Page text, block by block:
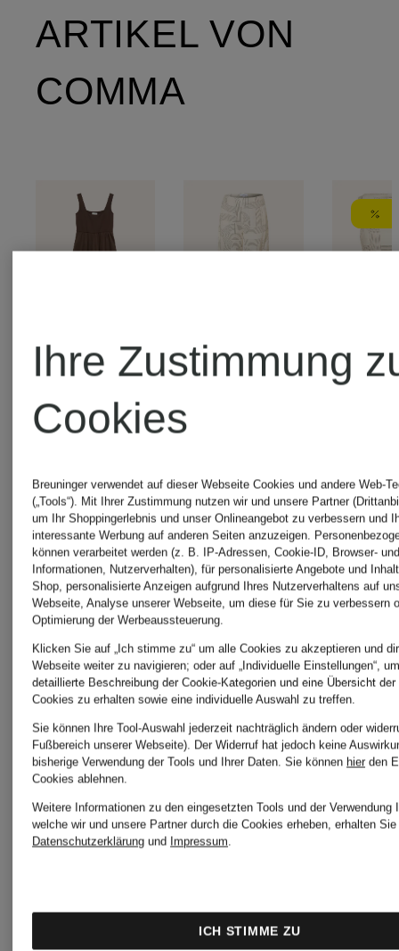
ARTIKEL VON
COMMA
comma
im
Materialmix
CHF 179
mit
Leinen
CHF 149
mit
Ihre Zustimmung
Cookies
Breuninger verwendet auf dieser Webseite Cookies und andere Web-
(„Tools“). Mit Ihrer Zustimmung nutzen wir und unsere Partner
um Ihr Shoppingerlebnis und unser Onlineangebot zu verbessern und
interessante Werbung auf anderen Seiten anzuzeigen.
können verarbeitet werden (z. B. IP-Adressen, Cookie-ID, Browser-
Informationen, Nutzerverhalten), für personalisierte Angebote und
Shop, personalisierte Anzeigen aufgrund Ihres Nutzerverhaltens auf
Webseite, Analyse unserer Webseite, um diese für Sie zu verbessern
Optimierung der Werbeaussteuerung.
Klicken Sie auf „Ich stimme zu“ um alle Cookies zu akzeptieren und
Webseite weiter zu navigieren; oder auf „Individuelle Einstellungen“,
detaillierte Beschreibung der Cookie-Kategorien und eine Übersicht
Cookies zu erhalten sowie eine individuelle Auswahl zu treffen.
Sie können Ihre Tool-Auswahl jederzeit nachträglich ändern oder
Fußbereich unserer Webseite). Der Widerruf hat jedoch keine
bisherige Verwendung der Tools und Ihrer Daten. Sie können hier den
Cookies ablehnen.
Weitere Informationen zu den eingesetzten Tools und der Verwendung
welche wir und unsere Partner durch die Cookies erheben, erhalten
Datenschutzerklärung und Impressum.
ICH STIMME ZU